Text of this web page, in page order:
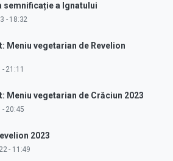
semnificație a Ignatului
- 18:32
Meniu vegetarian de Revelion
21:11
Meniu vegetarian de Crăciun 2023
- 20:45
2023
- 11:49